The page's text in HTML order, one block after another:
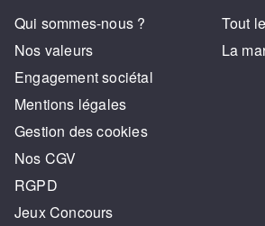
Qui sommes-nous ?
Nos valeurs
Engagement sociétal
Mentions légales
Gestion des cookies
Nos CGV
RGPD
Jeux Concours
Tout
La